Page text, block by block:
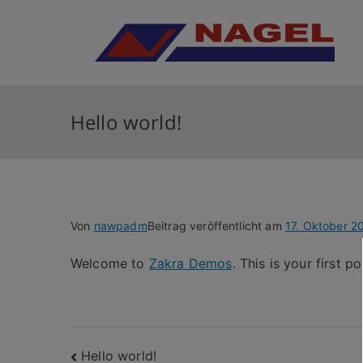
Hello world!
Von nawpadmBeitrag veröffentlicht am 17. Oktober
Welcome to Zakra Demos. This is your first
Hello world!